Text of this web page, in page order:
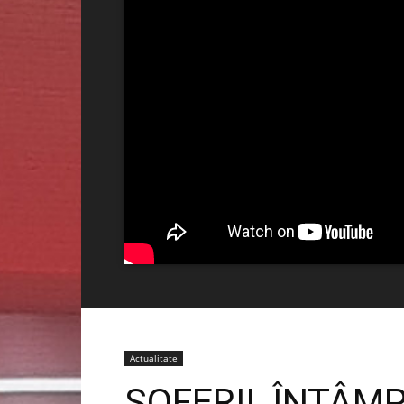
Actualitate